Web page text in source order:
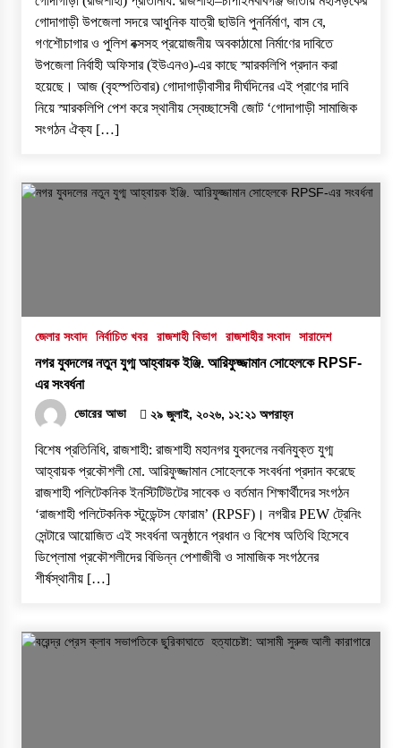
গোদাগাড়ী উপজেলা সদরে আধুনিক যাত্রী ছাউনি পুনর্নির্মাণ, বাস বে,
গণশৌচাগার ও পুলিশ বক্সসহ প্রয়োজনীয় অবকাঠামো নির্মাণের দাবিতে
উপজেলা নির্বাহী অফিসার (ইউএনও)-এর কাছে স্মারকলিপি প্রদান করা
হয়েছে। ​আজ (বৃহস্পতিবার) গোদাগাড়ীবাসীর দীর্ঘদিনের এই প্রাণের দাবি
নিয়ে স্মারকলিপি পেশ করে স্থানীয় স্বেচ্ছাসেবী জোট ‘গোদাগাড়ী সামাজিক
সংগঠন ঐক্য […]
জেলার সংবাদ নির্বাচিত খবর রাজশাহী বিভাগ রাজশাহীর সংবাদ সারাদেশ
নগর যুবদলের নতুন যুগ্ম আহ্বায়ক ইঞ্জি. আরিফুজ্জামান সোহেলকে RPSF-
এর সংবর্ধনা
ভোরের আভা ২৯ জুলাই, ২০২৬, ১২:২১ অপরাহ্ন
বিশেষ প্রতিনিধি, রাজশাহী: রাজশাহী মহানগর যুবদলের নবনিযুক্ত যুগ্ম
আহ্বায়ক প্রকৌশলী মো. আরিফুজ্জামান সোহেলকে সংবর্ধনা প্রদান করেছে
রাজশাহী পলিটেকনিক ইনস্টিটিউটের সাবেক ও বর্তমান শিক্ষার্থীদের সংগঠন
‘রাজশাহী পলিটেকনিক স্টুডেন্টস ফোরাম’ (RPSF)। ​নগরীর PEW ট্রেনিং
সেন্টারে আয়োজিত এই সংবর্ধনা অনুষ্ঠানে প্রধান ও বিশেষ অতিথি হিসেবে
ডিপ্লোমা প্রকৌশলীদের বিভিন্ন পেশাজীবী ও সামাজিক সংগঠনের
শীর্ষস্থানীয় […]